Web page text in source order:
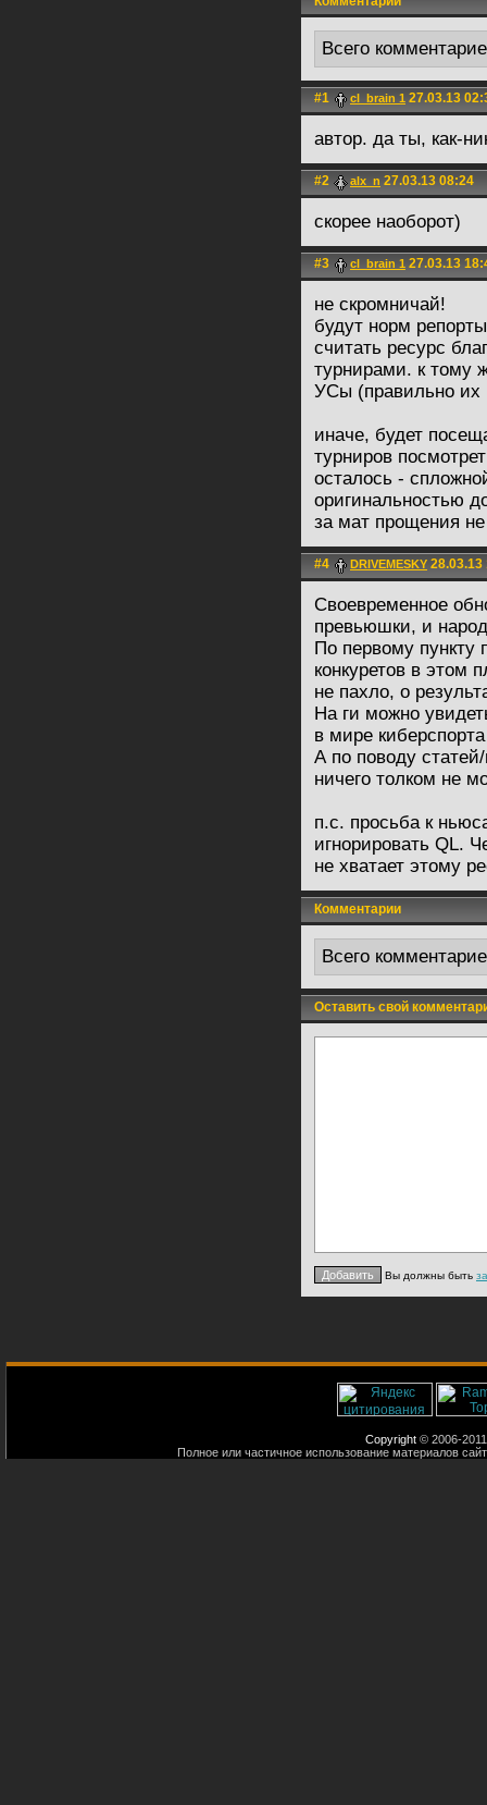
Всего
#1 cl_brain 1 27.03.13
автор. да ты, как-
#2 alx_n 27.03.13 08:24
скорее наоборот)
#3 cl_brain 1 27.03.13
не скромничай!
будут норм
считать ресурс
турнирами. к тому
УСы (правильно
иначе, будет
турниров
осталось -
оригинальностью
за мат прощения
#4 DRIVEMESKY 28.03.13
Своевременное
превьюшки, и
По первому пункту
конкуретов в этом
не пахло, о
На ги можно
в мире
А по поводу
ничего толком не
п.с. просьба к
игнорировать QL.
не хватает этому
Комментарии
Всего
Оставить свой
Вы должны быть
Copyright © 2006-
Полное или частичное использование материалов